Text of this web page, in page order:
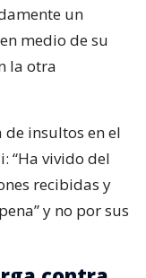
un
medio de su
la otra
de insultos en el
“Ha vivido del
recibidas y
y no por sus